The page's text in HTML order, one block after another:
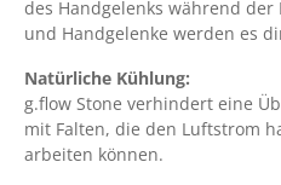
des Handgelenks während der
und Handgelenke werden es
Natürliche Kühlung:
g.flow Stone verhindert eine
mit Falten, die den Luftstrom
arbeiten können.